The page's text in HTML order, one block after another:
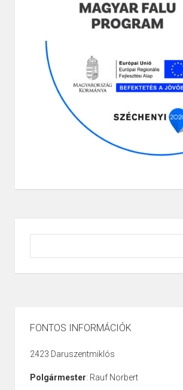
FONTOS INFORMÁCIÓK
2423 Daruszentmiklós
Polgármester: Rauf Norbert